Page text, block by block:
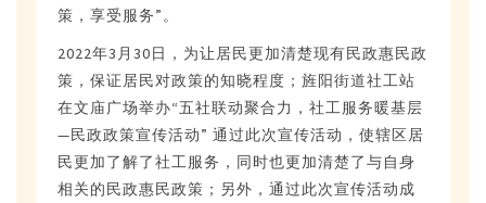
策，享受服务”。
2022年3月30日，为让居民更加清楚现有民政惠民政
策，保证居民对政策的知晓程度；旌阳街道社工站
在文庙广场举办“五社联动聚合力，社工服务暖基层
—民政政策宣传活动” 通过此次宣传活动，使辖区居
民更加了解了社工服务，同时也更加清楚了与自身
相关的民政惠民政策；另外，通过此次宣传活动成